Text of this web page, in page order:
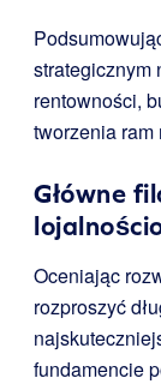
strategicznym
rentowności,
tworzenia ram
Główne
Oceniając
rozproszyć
fundamencie